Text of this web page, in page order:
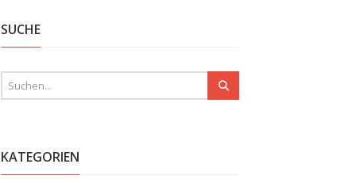
SUCHE
KATEGORIEN